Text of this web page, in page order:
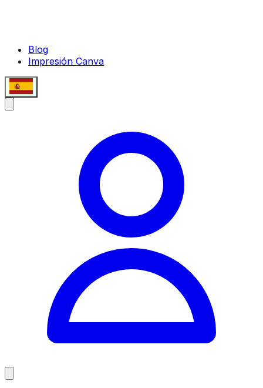
Blog
Impresión Canva